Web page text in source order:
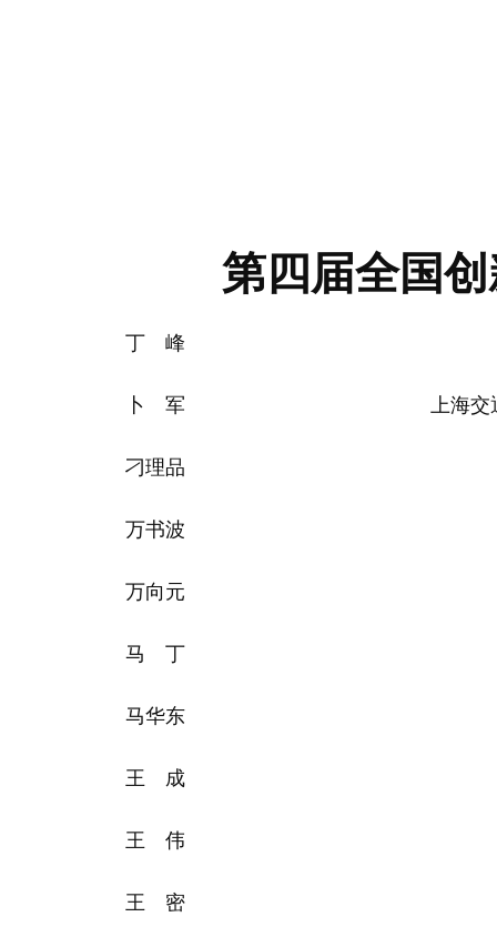
第四届全国
丁 峰
卜 军 上海交
刁理品
万书波
万向元
马 丁
马华东
王 成
王 伟
王 密